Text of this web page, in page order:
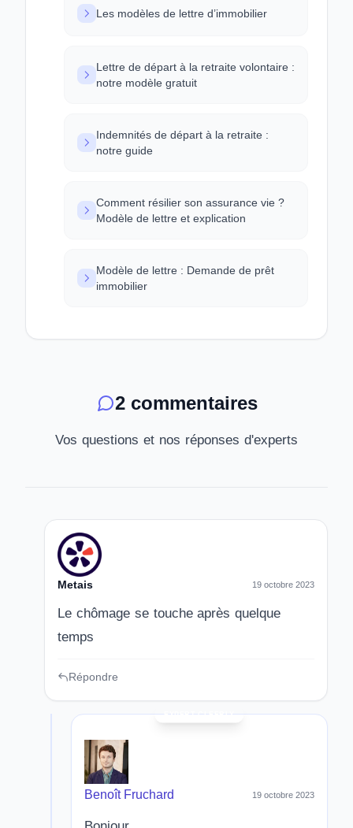
Les modèles de lettre d’immobilier
Lettre de départ à la retraite volontaire :
notre modèle gratuit
Indemnités de départ à la retraite :
notre guide
Comment résilier son assurance vie ?
Modèle de lettre et explication
Modèle de lettre : Demande de prêt
immobilier
2 commentaires
Vos questions et nos réponses d'experts
Metais 19 octobre 2023
Le chômage se touche après quelque
temps
Répondre
Benoît Fruchard 19 octobre 2023